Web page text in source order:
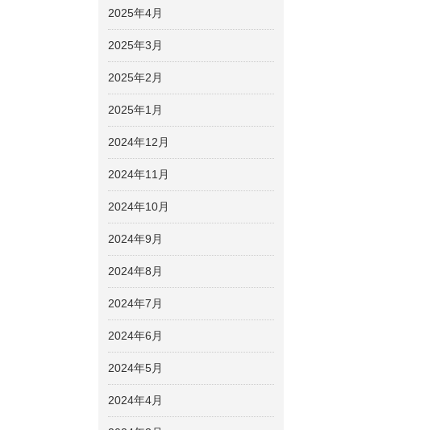
2025年4月
2025年3月
2025年2月
2025年1月
2024年12月
2024年11月
2024年10月
2024年9月
2024年8月
2024年7月
2024年6月
2024年5月
2024年4月